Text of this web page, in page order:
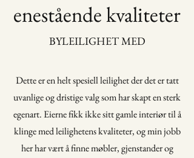
enestående kvaliteter
BYLEILIGHET MED
Dette er en helt spesiell leilighet der det er tatt
uvanlige og dristige valg som har skapt en sterk
egenart. Eierne fikk ikke sitt gamle interiør til å
klinge med leilighetens kvaliteter, og min jobb
her har vært å finne møbler, gjenstander og